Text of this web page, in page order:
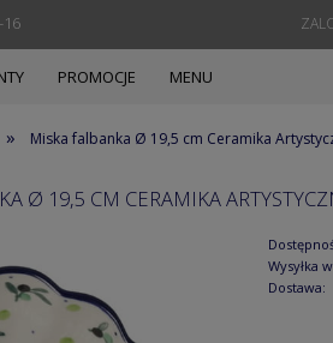
16
PROMOCJE MENU
» Miska falbanka Ø 19,5 cm Ceramika
Ø 19,5 CM CERAMIKA
Wysyłka
Dostawa: